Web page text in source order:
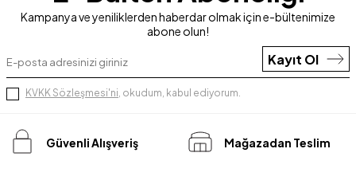
Kampanya ve yeniliklerden haberdar olmak için e-bültenimize
abone olun!
Kayıt Ol
KVKK Sözleşmesi'ni, okudum, kabul ediyorum.
Güvenli Alışveriş Mağazadan Teslim